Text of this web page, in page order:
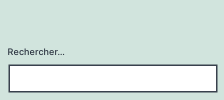
Rechercher…